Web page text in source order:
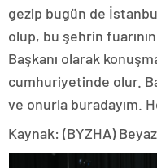
gezip bugün de
olup, bu şehrin
Başkanı olarak
cumhuriyetinde olur.
ve onurla buradayım.
Kaynak: (BYZHA)